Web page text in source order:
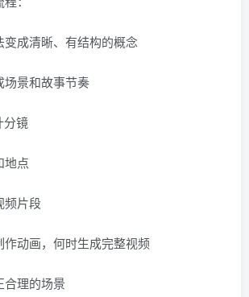
成清晰、有结构的概念
场景和故事节奏
分镜
地点
频片段
作动画，何时生成完整视频
合理的场景